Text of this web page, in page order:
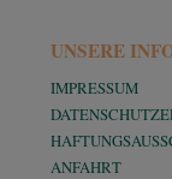
UNSERE
IMPRESSUM
ANFAHRT